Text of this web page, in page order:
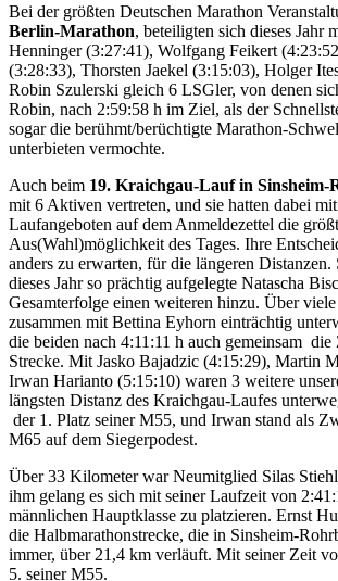
Bei der größten Deutschen Marathon
Berlin-Marathon, beteiligten sich dieses Jahr
Henninger (3:27:41), Wolfgang Feikert
(3:28:33), Thorsten Jaekel (3:15:03), Holger
Robin Szulerski gleich 6 LSGler, von denen
Robin, nach 2:59:58 h im Ziel, als der
sogar die berühmt/berüchtigte Marathon-
unterbieten vermochte.
Auch beim 19. Kraichgau-Lauf in Sinsheim-
mit 6 Aktiven vertreten, und sie hatten dabei
Laufangeboten auf dem Anmeldezettel die
Aus(Wahl)möglichkeit des Tages. Ihre
anders zu erwarten, für die längeren Distanzen.
dieses Jahr so prächtig aufgelegte Natascha
Gesamterfolge einen weiteren hinzu. Über
zusammen mit Bettina Eyhorn einträchtig
die beiden nach 4:11:11 h auch gemeinsam
Strecke. Mit Jasko Bajadzic (4:15:29), Martin
Irwan Harianto (5:15:10) waren 3 weitere
längsten Distanz des Kraichgau-Laufes
der 1. Platz seiner M55, und Irwan stand als
M65 auf dem Siegerpodest.
Über 33 Kilometer war Neumitglied Silas
ihm gelang es sich mit seiner Laufzeit von
männlichen Hauptklasse zu platzieren. Ernst
die Halbmarathonstrecke, die in Sinsheim-
immer, über 21,4 km verläuft. Mit seiner Zeit
5. seiner M55.